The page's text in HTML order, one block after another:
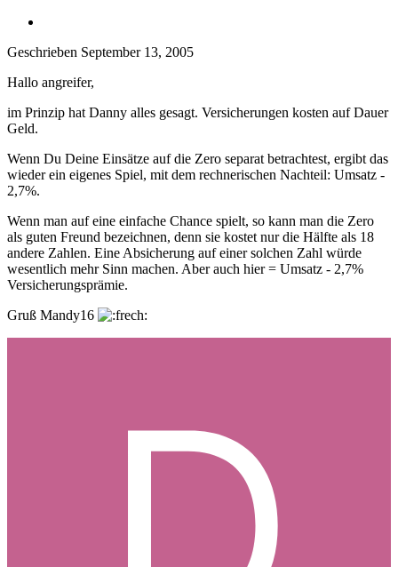
Geschrieben September 13, 2005
Hallo angreifer,
im Prinzip hat Danny alles gesagt. Versicherungen kosten auf Dauer
Geld.
Wenn Du Deine Einsätze auf die Zero separat betrachtest, ergibt das
wieder ein eigenes Spiel, mit dem rechnerischen Nachteil: Umsatz -
2,7%.
Wenn man auf eine einfache Chance spielt, so kann man die Zero
als guten Freund bezeichnen, denn sie kostet nur die Hälfte als 18
andere Zahlen. Eine Absicherung auf einer solchen Zahl würde
wesentlich mehr Sinn machen. Aber auch hier = Umsatz - 2,7%
Versicherungsprämie.
Gruß Mandy16